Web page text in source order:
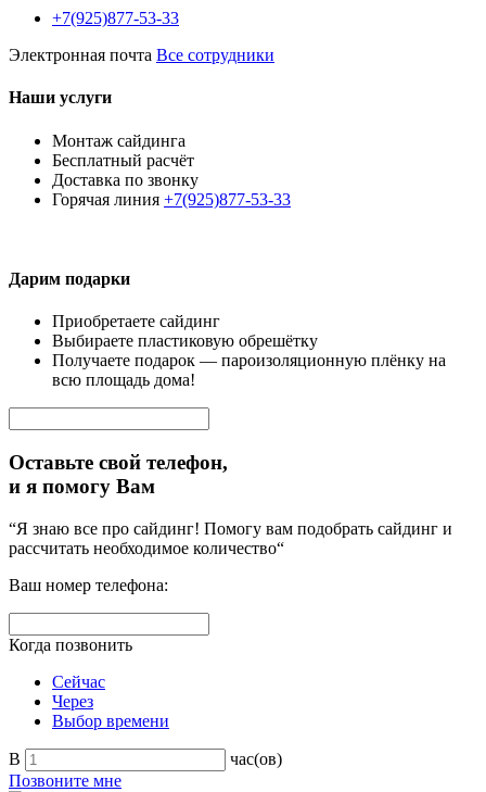
+7(925)877-53-33
Электронная почта Все сотрудники
Наши услуги
Монтаж сайдинга
Бесплатный расчёт
Доставка по звонку
Горячая линия +7(925)877-53-33
Дарим подарки
Приобретаете сайдинг
Выбираете пластиковую обрешётку
Получаете подарок — пароизоляционную плёнку на
всю площадь дома!
Оставьте свой телефон,
и я помогу Вам
“Я знаю все про сайдинг! Помогу вам подобрать сайдинг и
рассчитать необходимое количество“
Ваш номер телефона:
Когда позвонить
Сейчас
Через
Выбор времени
В
час(ов)
Позвоните мне